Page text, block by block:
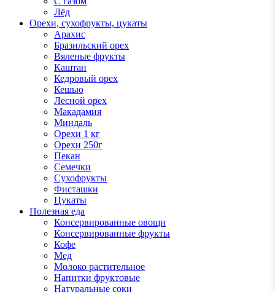
Лёд
Орехи, сухофрукты, цукаты
Арахис
Бразильский орех
Вяленые фрукты
Каштан
Кедровый орех
Кешью
Лесной орех
Макадамия
Миндаль
Орехи 1 кг
Орехи 250г
Пекан
Семечки
Сухофрукты
Фисташки
Цукаты
Полезная еда
Консервированные овощи
Консервированные фрукты
Кофе
Мед
Молоко растительное
Напитки фруктовые
Натуральные соки